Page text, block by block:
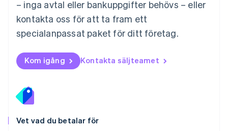
– inga avtal eller bankuppgifter behövs – eller
kontakta oss för att ta fram ett
specialanpassat paket för ditt företag.
Kom igång Kontakta säljteamet
Vet vad du betalar för
Nya Zeeland
English
English
Português English
Rumänien
Schweiz
Deutsch
English简体中文